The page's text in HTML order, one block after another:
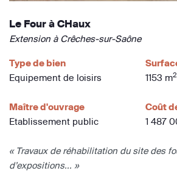
Le Four à CHaux
Extension à Crêches-sur-Saône
Type de bien
Equipement de loisirs
1153 m2
Maître d'ouvrage
Etablissement public
Coût
1 487
« Travaux de réhabilitation du site des
d’expositions... »